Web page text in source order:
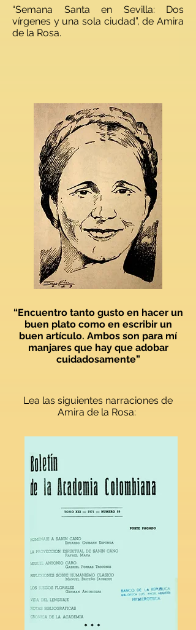
“Semana Santa en Sevilla: Dos
vírgenes y una sola ciudad”, de Amira
de la Rosa.
“Encuentro tanto gusto en hacer un
buen plato como en escribir un
buen artículo. Ambos son para mí
manjares que hay que adobar
cuidadosamente”
Lea las siguientes narraciones de
Amira de la Rosa: